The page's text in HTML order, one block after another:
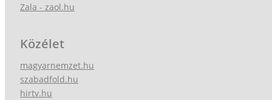
Zala - zaol.hu
Közélet
magyarnemzet.hu
szabadfold.hu
hirtv.hu